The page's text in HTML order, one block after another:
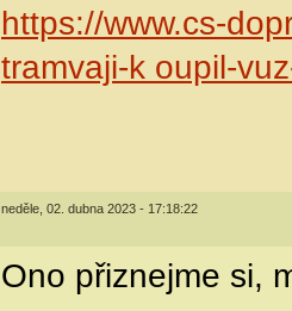
https://www.cs-
tramvaji-k oupil-
neděle, 02. dubna 2023 - 17:18:22
Ono přiznejme si,